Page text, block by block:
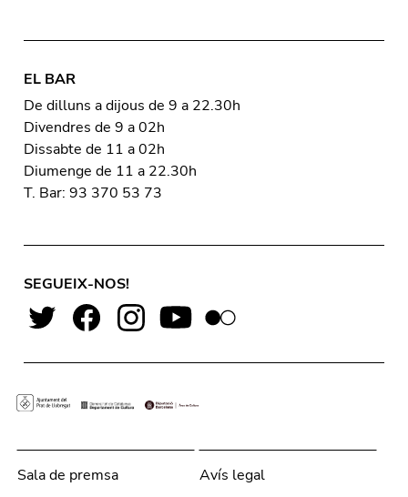
EL BAR
De dilluns a dijous de 9 a 22.30h
Divendres de 9 a 02h
Dissabte de 11 a 02h
Diumenge de 11 a 22.30h
T. Bar: 93 370 53 73
SEGUEIX-NOS!
Sala de premsa Avís legal